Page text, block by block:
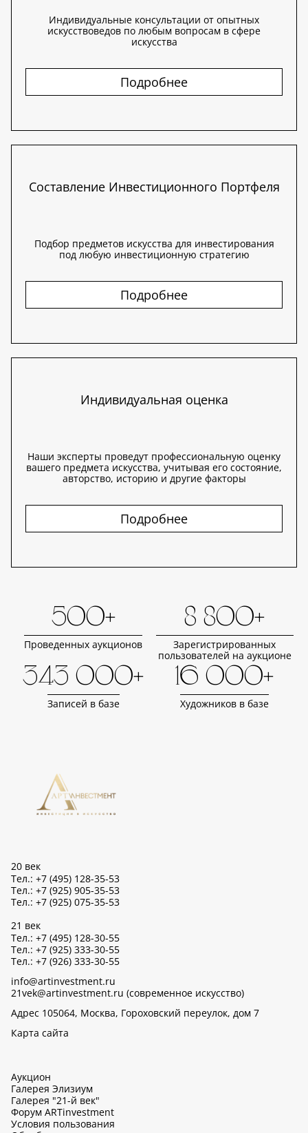
Индивидуальные консультации от опытных
искусствоведов по любым вопросам в сфере
искусства
Подробнее
Составление Инвестиционного Портфеля
Подбор предметов искусства для инвестирования
под любую инвестиционную стратегию
Подробнее
Индивидуальная оценка
Наши эксперты проведут профессиональную оценку
вашего предмета искусства, учитывая его состояние,
авторство, историю и другие факторы
Подробнее
500+
Проведенных аукционов
8 800+
Зарегистрированных
пользователей на аукционе
343 000+
Записей в базе
16 000+
Художников в базе
20 век
Тел.: +7 (495) 128-35-53
Тел.: +7 (925) 905-35-53
Тел.: +7 (925) 075-35-53
21 век
Тел.: +7 (495) 128-30-55
Тел.: +7 (925) 333-30-55
Тел.: +7 (926) 333-30-55
info@artinvestment.ru
21vek@artinvestment.ru (современное искусство)
Адрес 105064, Москва, Гороховский переулок, дом 7
Карта сайта
Аукцион
Галерея Элизиум
Галерея "21-й век"
Форум ARTinvestment
Условия пользования